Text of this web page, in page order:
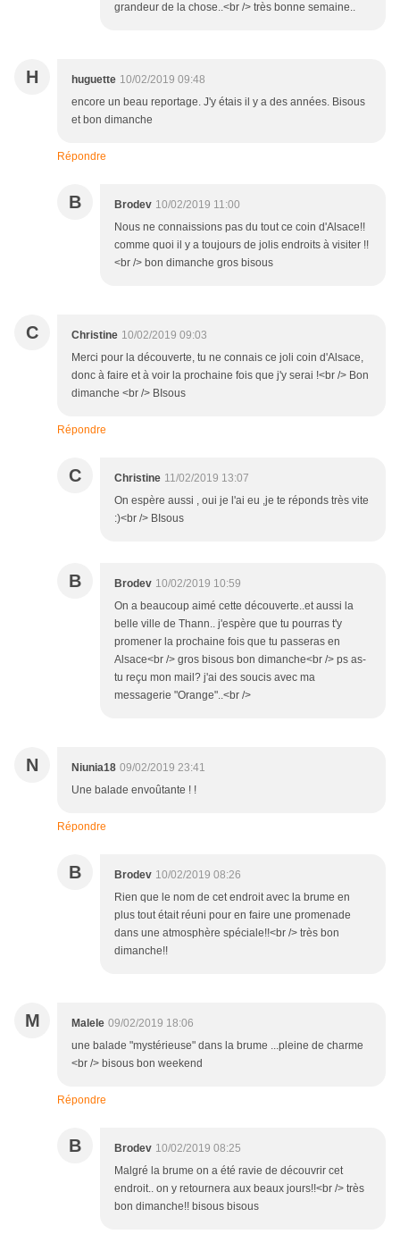
grandeur de la chose..<br /> très bonne semaine..
H huguette 10/02/2019 09:48
encore un beau reportage. J'y étais il y a des années. Bisous
et bon dimanche
Répondre
B Brodev 10/02/2019 11:00
Nous ne connaissions pas du tout ce coin d'Alsace!!
comme quoi il y a toujours de jolis endroits à visiter !!
<br /> bon dimanche gros bisous
C Christine 10/02/2019 09:03
Merci pour la découverte, tu ne connais ce joli coin d'Alsace,
donc à faire et à voir la prochaine fois que j'y serai !<br /> Bon
dimanche <br /> BIsous
Répondre
C Christine 11/02/2019 13:07
On espère aussi , oui je l'ai eu ,je te réponds très vite
:)<br /> BIsous
B Brodev 10/02/2019 10:59
On a beaucoup aimé cette découverte..et aussi la
belle ville de Thann.. j'espère que tu pourras t'y
promener la prochaine fois que tu passeras en
Alsace<br /> gros bisous bon dimanche<br /> ps as-
tu reçu mon mail? j'ai des soucis avec ma
messagerie "Orange"..<br />
N Niunia18 09/02/2019 23:41
Une balade envoûtante ! !
Répondre
B Brodev 10/02/2019 08:26
Rien que le nom de cet endroit avec la brume en
plus tout était réuni pour en faire une promenade
dans une atmosphère spéciale!!<br /> très bon
dimanche!!
M Malele 09/02/2019 18:06
une balade "mystérieuse" dans la brume ...pleine de charme
<br /> bisous bon weekend
Répondre
B Brodev 10/02/2019 08:25
Malgré la brume on a été ravie de découvrir cet
endroit.. on y retournera aux beaux jours!!<br /> très
bon dimanche!! bisous bisous